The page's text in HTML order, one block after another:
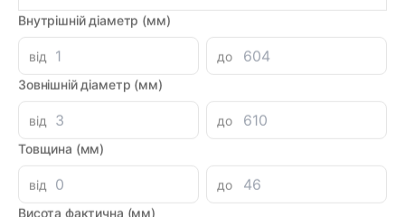
Внутрішній діаметр (мм)
від
до
Зовнішній діаметр (мм)
від
до
Товщина (мм)
від
до
Висота фактична (мм)
- В корзину
Знайшли дешевше?
1788.26 при замовленні на загальну сумму 1000 грн.